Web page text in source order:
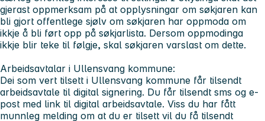
gjerast oppmerksam på at opplysningar om søkjaren kan
bli gjort offentlege sjølv om søkjaren har oppmoda om
ikkje å bli ført opp på søkjarlista. Dersom oppmodinga
ikkje blir teke til følgje, skal søkjaren varslast om dette.
Arbeidsavtalar i Ullensvang kommune:
Dei som vert tilsett i Ullensvang kommune får tilsendt
arbeidsavtale til digital signering. Du får tilsendt sms og e-
post med link til digital arbeidsavtale. Viss du har fått
munnleg melding om at du er tilsett vil du få tilsendt